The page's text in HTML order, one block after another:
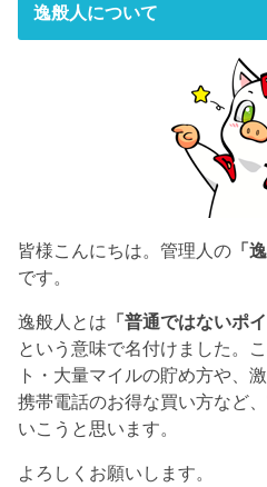
逸般人について
皆様こんにちは。管理人の 「
です。
逸般人とは 「普通ではないポ
という意味で名付けました。
ト・大量マイルの貯め方や、
携帯電話のお得な買い方など
いこうと思います。
よろしくお願いします。